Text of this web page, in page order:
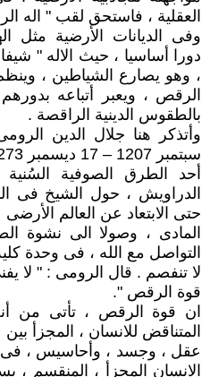
العقلية ، فاستحق لقب " اله
وفى الديانات الأرضية مثل
دورا أساسيا ، حيث الاله "
، وهو يصارع الشياطين ،
الرقص ، ويعبر أتباعه
بالطقوس الدينية الراقصة .
أحد الطرق الصوفية
الدراويش ، حول الشيخ فى
حتى الابتعاد عن العالم الأرضى
المادى ، وصولا الى نشوة
التواصل مع الله ، فى وحدة
لا تنفصم . قال الرومى : " لا
قوة الرقص ".
ان قوة الرقص ، تأتى من
المتناقض للانسان ، المجزأ بين
عقل ، وجسد ، وأحاسيس ، فى
الانسان المجزأ ، المنقسم